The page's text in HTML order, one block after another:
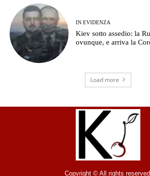
IN EVIDENZA
Kiev sotto assedio: la
ovunque, e arriva la
Load more
Copyright © All rights